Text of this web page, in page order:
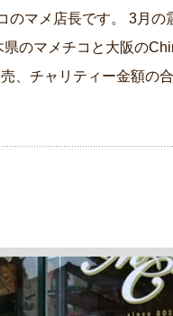
のマメ店長です。 3月
県のマメチコと大阪の
、チャリティー金額の